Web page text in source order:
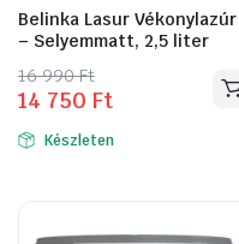
Belinka Lasur Vékonylazúr
– Selyemmatt, 2,5 liter
16 990Ft
Original
price
was:
14 750 Ft
Current
price
is: Készleten